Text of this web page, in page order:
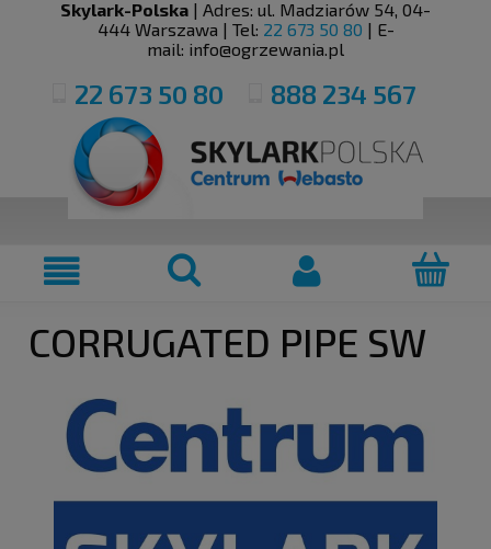
Skylark-Polska | Adres: ul. Madziarów 54, 04-
444 Warszawa | Tel: 22 673 50 80 | E-
mail: info@ogrzewania.pl
22 673 50 80 888 234 567
CORRUGATED PIPE SW